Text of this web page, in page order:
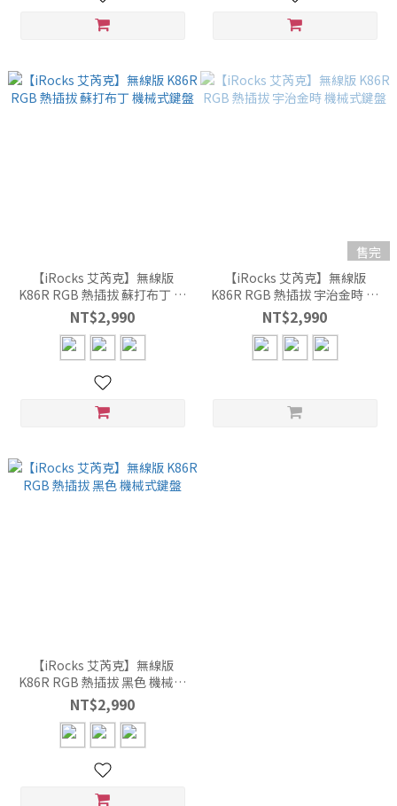
【iRocks 艾芮克】無線版
K86R RGB 熱插拔 蘇打布丁 機
械式鍵盤
NT$2,990
售完
【iRocks 艾芮克】無線版
K86R RGB 熱插拔 宇治金時 機
械式鍵盤
NT$2,990
【iRocks 艾芮克】無線版
K86R RGB 熱插拔 黑色 機械式
鍵盤
NT$2,990